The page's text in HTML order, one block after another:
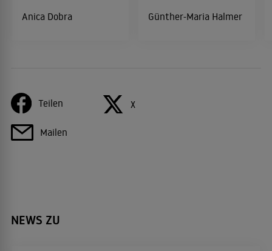
Anica Dobra Günther-Maria Halmer
Teilen X
Mailen
NEWS ZU